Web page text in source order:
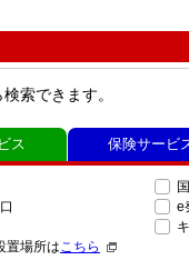
索できます。
置場所はこちら
e
ス 保険サービ